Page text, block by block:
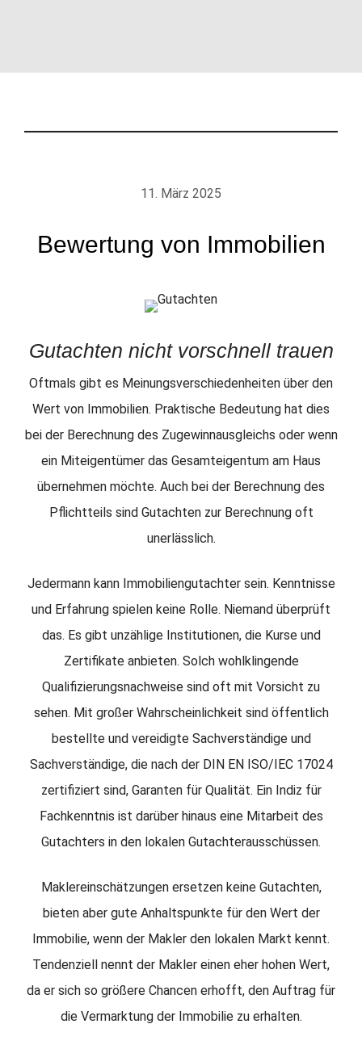
Bewertung von Immobilien
11. März 2025
Gutachten nicht vorschnell trauen
Oftmals gibt es Meinungsverschiedenheiten über den
Wert von Immobilien. Praktische Bedeutung hat dies
bei der Berechnung des Zugewinnausgleichs oder wenn
ein Miteigentümer das Gesamteigentum am Haus
übernehmen möchte. Auch bei der Berechnung des
Pflichtteils sind Gutachten zur Berechnung oft
unerlässlich.
Jedermann kann Immobiliengutachter sein. Kenntnisse
und Erfahrung spielen keine Rolle. Niemand überprüft
das. Es gibt unzählige Institutionen, die Kurse und
Zertifikate anbieten. Solch wohlklingende
Qualifizierungsnachweise sind oft mit Vorsicht zu
sehen. Mit großer Wahrscheinlichkeit sind öffentlich
bestellte und vereidigte Sachverständige und
Sachverständige, die nach der DIN EN ISO/IEC 17024
zertifiziert sind, Garanten für Qualität. Ein Indiz für
Fachkenntnis ist darüber hinaus eine Mitarbeit des
Gutachters in den lokalen Gutachterausschüssen.
Maklereinschätzungen ersetzen keine Gutachten,
bieten aber gute Anhaltspunkte für den Wert der
Immobilie, wenn der Makler den lokalen Markt kennt.
Tendenziell nennt der Makler einen eher hohen Wert,
da er sich so größere Chancen erhofft, den Auftrag für
die Vermarktung der Immobilie zu erhalten.